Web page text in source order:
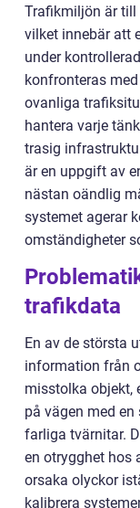
Trafikmiljön är till
vilket innebär att
under
konfronteras
ovanliga
hantera varje
trasig
är en uppgift av
nästan oändlig
systemet agerar
omständigheter
trafikdata
En av de största
information från
misstolka objekt,
på vägen med
farliga tvärnitar.
en otrygghet hos
orsaka olyckor
kalibrera